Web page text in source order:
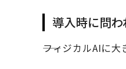
導入時に問
――フィジカルAIに